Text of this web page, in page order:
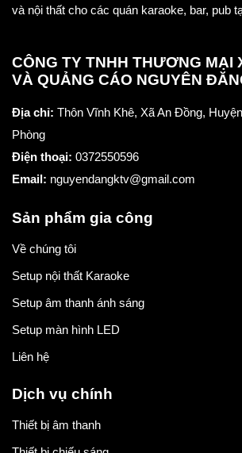
và nội thất cho các quán karaoke, bar, pub
CÔNG TY TNHH THƯƠNG MẠI
VÀ QUẢNG CÁO NGUYÊN
Địa chỉ: Thôn Vĩnh Khê, Xã An Đồng,
Phòng
Điện thoại: 0372550596
Email: nguyendangktv@gmail.com
Sản phẩm gia công
Về chúng tôi
Setup nội thất Karaoke
Setup âm thanh ánh sáng
Setup màn hình LED
Liên hệ
Dịch vụ chính
Thiết bị âm thanh